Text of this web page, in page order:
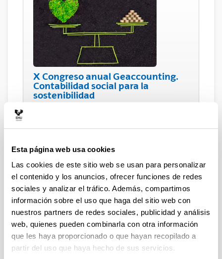
Esta página web usa cookies
Las cookies de este sitio web se usan para personalizar
el contenido y los anuncios, ofrecer funciones de redes
sociales y analizar el tráfico. Además, compartimos
información sobre el uso que haga del sitio web con
nuestros partners de redes sociales, publicidad y análisis
web, quienes pueden combinarla con otra información
que les haya proporcionado o que hayan recopilado a
partir del uso que haya hecho de sus servicios.
X Congreso anual Geaccounting.
Contabilidad social para la
sostenibilidad
ISBEE 2022
20-22 julio de 2022